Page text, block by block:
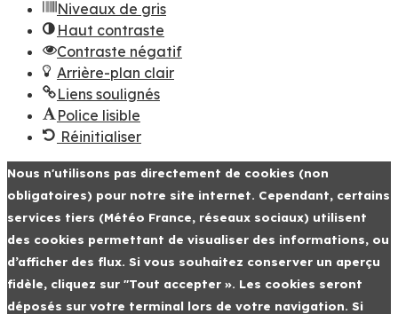
Niveaux de gris
Haut contraste
Contraste négatif
Arrière-plan clair
Liens soulignés
Police lisible
Réinitialiser
Nous n'utilisons pas directement de cookies (non
obligatoires) pour notre site internet. Cependant, certains
services tiers (Météo France, réseaux sociaux) utilisent
des cookies permettant de visualiser des informations, ou
d’afficher des flux. Si vous souhaitez conserver un aperçu
fidèle, cliquez sur "Tout accepter ». Les cookies seront
déposés sur votre terminal lors de votre navigation. Si